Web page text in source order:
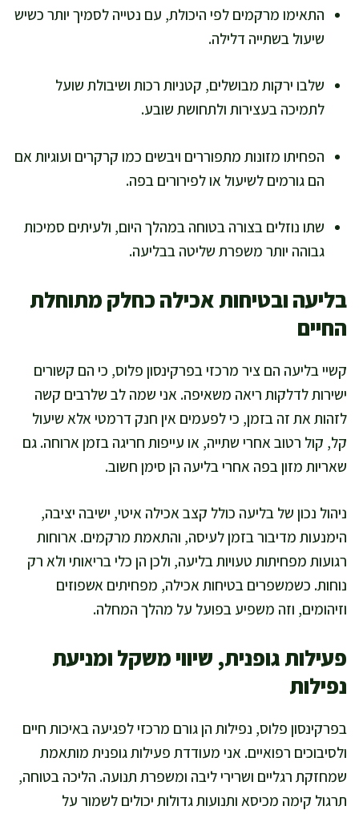
התאימו מרקמים לפי היכולת, עם נטייה לסמיך יותר כשיש
שיעול בשתייה דלילה.
שלבו ירקות מבושלים, קטניות רכות ושיבולת שועל
לתמיכה בעצירות ולתחושת שובע.
הפחיתו מזונות מתפוררים ויבשים כמו קרקרים ועוגיות אם
הם גורמים לשיעול או לפירורים בפה.
שתו נוזלים בצורה בטוחה במהלך היום, ולעיתים סמיכות
גבוהה יותר משפרת שליטה בבליעה.
בליעה ובטיחות אכילה כחלק מתוחלת
החיים
קשיי בליעה הם ציר מרכזי בפרקינסון פלוס, כי הם קשורים
ישירות לדלקות ריאה משאיפה. אני שמה לב שלרבים קשה
לזהות את זה בזמן, כי לפעמים אין חנק דרמטי אלא שיעול
קל, קול רטוב אחרי שתייה, או עייפות חריגה בזמן ארוחה. גם
שאריות מזון בפה אחרי בליעה הן סימן חשוב.
ניהול נכון של בליעה כולל קצב אכילה איטי, ישיבה יציבה,
הימנעות מדיבור בזמן לעיסה, והתאמת מרקמים. ארוחות
רגועות מפחיתות טעויות בליעה, ולכן הן כלי בריאותי ולא רק
נוחות. כשמשפרים בטיחות אכילה, מפחיתים אשפוזים
וזיהומים, וזה משפיע בפועל על מהלך המחלה.
פעילות גופנית, שיווי משקל ומניעת
נפילות
בפרקינסון פלוס, נפילות הן גורם מרכזי לפגיעה באיכות חיים
ולסיבוכים רפואיים. אני מעודדת פעילות גופנית מותאמת
שמחזקת רגליים ושרירי ליבה ומשפרת תנועה. הליכה בטוחה,
תרגול קימה מכיסא ותנועות גדולות יכולים לשמור על